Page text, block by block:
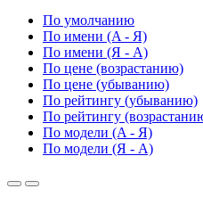
По умолчанию
По имени (A - Я)
По имени (Я - A)
По цене (возрастанию)
По цене (убыванию)
По рейтингу (убыванию)
По рейтингу
По модели (A - Я)
По модели (Я - A)